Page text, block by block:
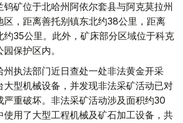
矿位于北哈州阿依尔套县与阿克莫拉州
区，距离善托别镇东北约38公里，距离
约35公里。此外，矿床部分区域位于科克
保护区内。
州执法部门近日查处一处非法黄金开采
大型机械设备，并发现非法采矿活动已对
严重破坏。非法采矿活动涉及面积约30
使用了大型工程机械及矿石加工设备，共